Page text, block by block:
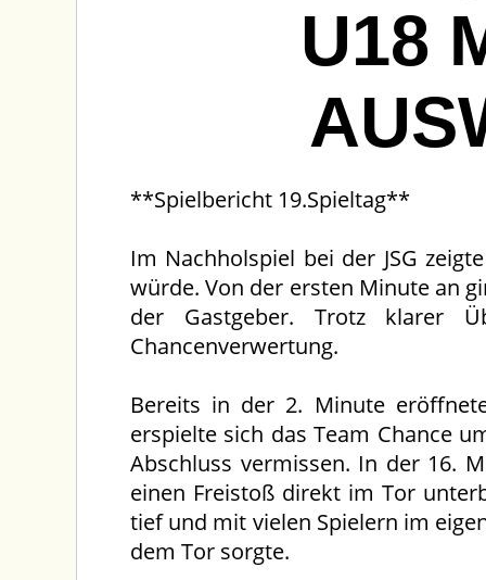
U18
**Spielbericht 19.Spieltag**
Im Nachholspiel bei der JSG
würde. Von der ersten Minute an
der Gastgeber. Trotz klarer
Chancenverwertung.
Bereits in der 2. Minute
erspielte sich das Team Chance
Abschluss vermissen. In der 16.
einen Freistoß direkt im Tor
tief und mit vielen Spielern im
dem Tor sorgte.